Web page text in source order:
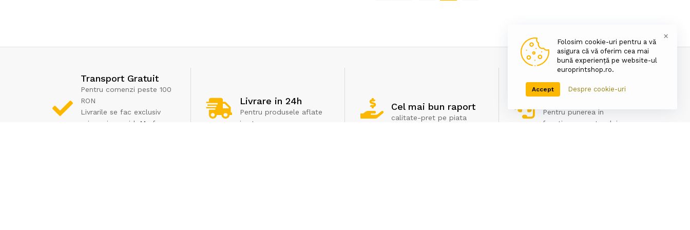
Transport Gratuit
Pentru comenzi peste 100
RON
Livrarile se fac exclusiv
prin curier rapid. Marfa nu
Livrare in 24h
Pentru produsele aflate
in stoc
Cel mai bun raport
calitate-pret pe piata
Pentru punerea in
functiune a cartusului
Folosim cookie-uri pentru a vă
asigura că vă oferim cea mai
bună experiență pe website-ul
europrintshop.ro.
Accept Despre cookie-uri
×